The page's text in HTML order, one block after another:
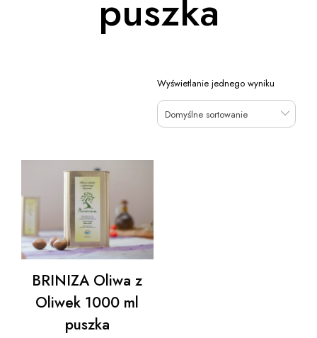
puszka
Wyświetlanie jednego wyniku
Domyślne sortowanie
BRINIZA Oliwa z
Oliwek 1000 ml
puszka